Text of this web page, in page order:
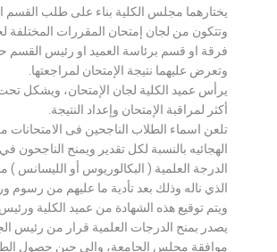
يختارهما مجلس الكلية بناء على طلب القسم
وتتكون من لجان إمتحان المقررات المختلفة
فرقة او قسم برئاسة العميد او رئيس القسم
وتعرض عليهما نتيجة الإمتحان لمراجعتها.
يرأس عميد الكلية لجان الإمتحان، ويشكل
أكثر لمراقبة الإمتحان وإعداد النتيجة.
تلعن اسماء الطلاب الناجحين فى الامتحانات
الهجائيه بالنسبة لكل تقدير ويمنح الناجحون
الدرجة العلمية ( البكالوريوس أو الليسانس )
الذي ناله وذلك بعد تأدية ما عليهم من رسوم
ويتم توقيع هذه الشهادة من عميد الكلية
يصدر بمنح الدرجات العلمية قرار من رئيس
موافقة مجلس الجامعة، وإلى حين حصول